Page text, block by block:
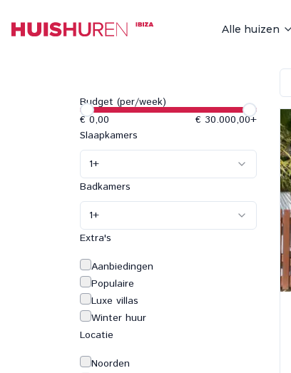
Alle huizen
Budget (per/week)
€ 0,00
€ 30.000,00+
Slaapkamers
1+
Badkamers
1+
Extra's
Aanbiedingen
Populaire
Luxe villas
Winter huur
Locatie
Noorden